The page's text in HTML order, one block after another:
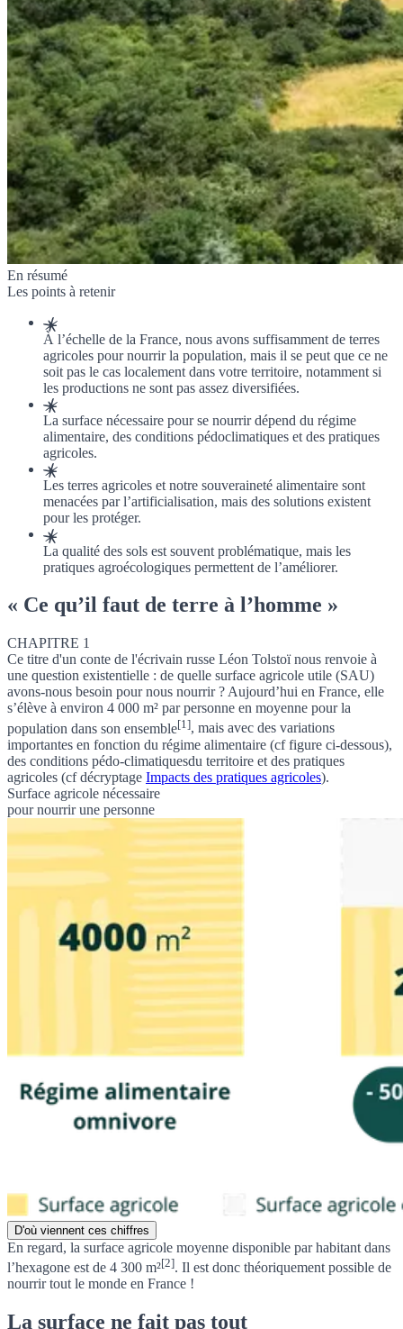
En résumé
Les points à retenir
À l’échelle de la France, nous avons suffisamment de terres
agricoles pour nourrir la population, mais il se peut que ce ne
soit pas le cas localement dans votre territoire, notamment si
les productions ne sont pas assez diversifiées.
La surface nécessaire pour se nourrir dépend du régime
alimentaire, des conditions pédoclimatiques et des pratiques
agricoles.
Les terres agricoles et notre souveraineté alimentaire sont
menacées par l’artificialisation, mais des solutions existent
pour les protéger.
La qualité des sols est souvent problématique, mais les
pratiques agroécologiques permettent de l’améliorer.
« Ce qu’il faut de terre à l’homme »
CHAPITRE 1
Ce titre d'un conte de l'écrivain russe Léon Tolstoï nous renvoie à
une question existentielle : de quelle surface agricole utile (SAU)
avons-nous besoin pour nous nourrir ? Aujourd’hui en France, elle
s’élève à environ 4 000 m² par personne en moyenne pour la
population dans son ensemble[1], mais avec des variations
importantes en fonction du régime alimentaire (cf figure ci-dessous),
des conditions pédo-climatiquesdu territoire et des pratiques
agricoles (cfdécryptage Impacts des pratiques agricoles).
Surface agricole nécessaire
pour nourrir une personne
D'où viennent ces chiffres
En regard, la surface agricole moyenne disponible par habitant dans
l’hexagone est de 4 300 m²[2]. Il est donc théoriquement possible de
nourrir tout le monde en France !
La surface ne fait pas tout